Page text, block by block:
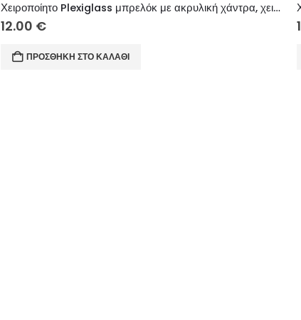
Χειροποίητο Plexiglass μπρελόκ με ακρυλική χάντρα, χειροποίητη φούντα.
12.00 €
ΠΡΟΣΘΉΚΗ ΣΤΟ ΚΑΛΆΘΙ